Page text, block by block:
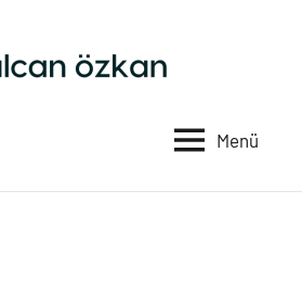
düşünce
Menü